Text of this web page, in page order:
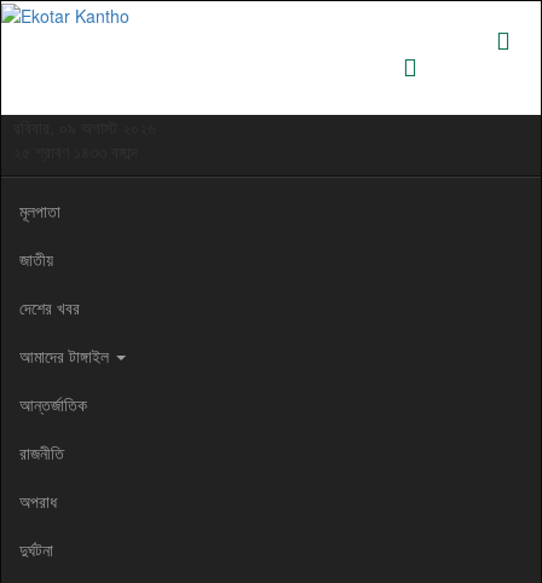
মূলপাতা
জাতীয়
দেশের খবর
আমাদের টাঙ্গাইল
আন্তর্জাতিক
রাজনীতি
অপরাধ
দুর্ঘটনা